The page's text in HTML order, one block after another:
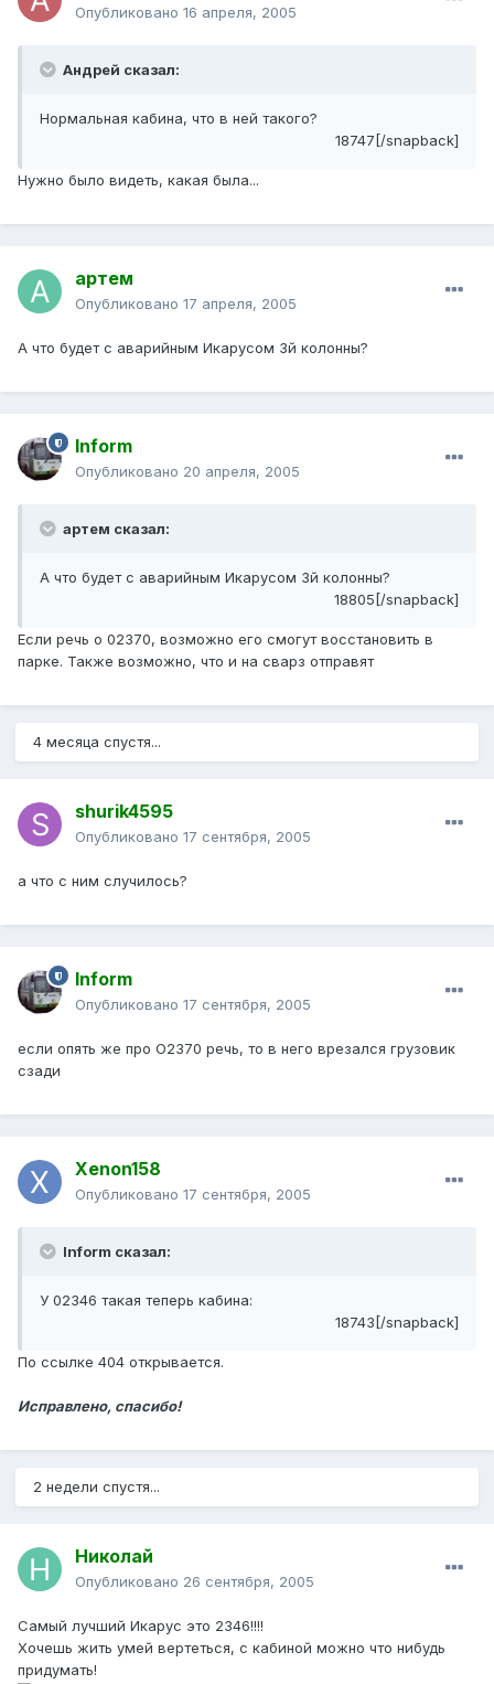
Опубликовано 16 апреля, 2005
Андрей сказал:
Нормальная кабина, что в ней такого?
18747[/snapback]
Нужно было видеть, какая была...
артем
Опубликовано 17 апреля, 2005
А что будет с аварийным Икарусом 3й колонны?
Inform
Опубликовано 20 апреля, 2005
артем сказал:
А что будет с аварийным Икарусом 3й колонны?
18805[/snapback]
Если речь о 02370, возможно его смогут восстановить в
парке. Также возможно, что и на сварз отправят
4 месяца спустя...
shurik4595
Опубликовано 17 сентября, 2005
а что с ним случилось?
Inform
Опубликовано 17 сентября, 2005
если опять же про О2370 речь, то в него врезался грузовик
сзади
Xenon158
Опубликовано 17 сентября, 2005
Inform сказал:
У 02346 такая теперь кабина:
18743[/snapback]
По ссылке 404 открывается.
Исправлено, спасибо!
2 недели спустя...
Николай
Опубликовано 26 сентября, 2005
Самый лучший Икарус это 2346!!!!
Хочешь жить умей вертеться, с кабиной можно что нибудь
придумать!